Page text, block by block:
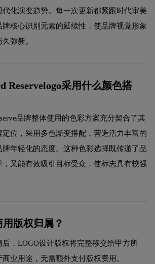
代化演变趋势。每一次更新都紧跟时代审美
核心识别元素的延续性，使品牌视觉形象
弥新。
Reservelogo采用什么颜色搭
品牌整体使用的色彩方案充分契合了其
位，采用多色渐变搭配，营造活力丰富的
年轻化的态度。这种色彩选择既传递了品
，又能有效吸引目标受众，使标志具有较强
版权归属？
，LOGO设计版权将完整移交给甲方所
业用途，无需额外支付版权费用。